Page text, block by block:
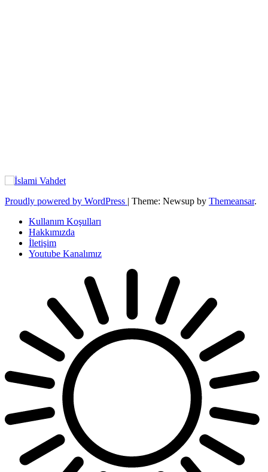
Proudly powered by WordPress | Theme: Newsup by Themeansar.
Kullanım Koşulları
Hakkımızda
İletişim
Youtube Kanalımız